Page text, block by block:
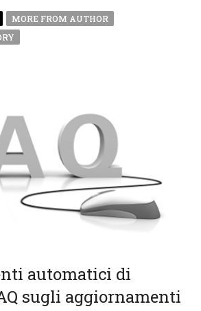
MORE FROM AUTHOR
automatici di
sugli aggiornamenti